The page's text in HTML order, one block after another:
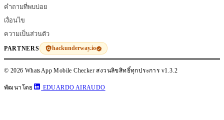
คำถามที่พบบ่อย
เงื่อนไข
ความเป็นส่วนตัว
PARTNERS hackunderway.io
© 2026 WhatsApp Mobile Checker สงวนลิขสิทธิ์ทุกประการ v1.3.2
พัฒนาโดย EDUARDO AIRAUDO